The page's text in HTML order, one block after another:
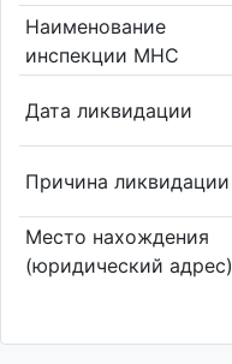
Наименование
инспекции МНС
Дата ликвидации
Причина ликвидации
Место нахождения
(юридический адрес)